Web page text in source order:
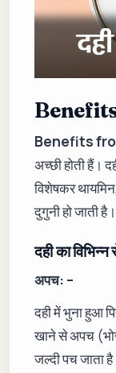
Benefits
अच्छी होती हैं।
विशेषकर
दुगुनी हो जाती
दही का विभिन्न
अपच: –
दही में भुना हुआ
खाने से अपच
जल्दी पच जाता